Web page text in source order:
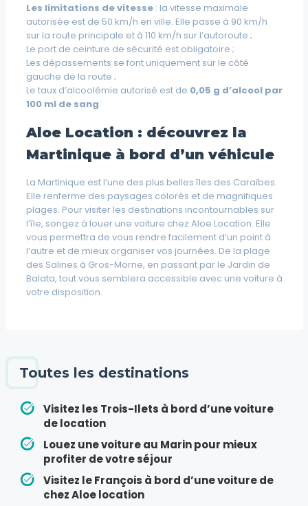
Les limitations de vitesse: la vitesse maximale
autorisée est de 50 km/h en ville. Elle passe à 90 km/h
sur la route principale et à 110 km/h sur l’autoroute ;
Le port de ceinture de sécurité est obligatoire ;
Les dépassements se font uniquement sur le côté
gauche de la route ;
Le taux d’alcoolémie autorisé est de 0,05 g d’alcool par
100 ml de sang.
Aloe Location : découvrez la
Martinique à bord d’un véhicule
La Martinique est l’une des plus belles îles des Caraïbes.
Elle renferme des paysages colorés et de magnifiques
plages. Pour visiter les destinations incontournables sur
l’île, songez à louer une voiture chez Aloe Location. Elle
vous permettra de vous rendre facilement d’un point à
l’autre et de mieux organiser vos journées. De la plage
des Salines à Gros-Morne, en passant par le Jardin de
Balata, tout vous semblera accessible avec une voiture à
votre disposition.
Toutes les destinations
Visitez les Trois-Ilets à bord d’une voiture
de location
Louez une voiture au Marin pour mieux
profiter de votre séjour
Visitez le François à bord d’une voiture de
chez Aloe location